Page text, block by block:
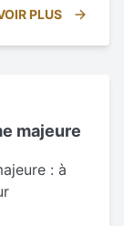
PLUS
majeure
: à